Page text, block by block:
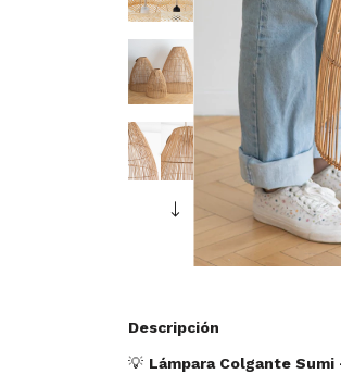
Descripción
💡 Lámpara Colgante